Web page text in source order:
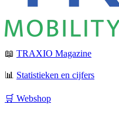
📖 TRAXIO Magazine
📊 Statistieken en cijfers
🛒 Webshop